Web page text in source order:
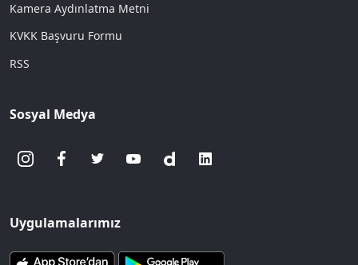
Kamera Aydınlatma Metni
KVKK Başvuru Formu
RSS
Sosyal Medya
Uygulamalarımız